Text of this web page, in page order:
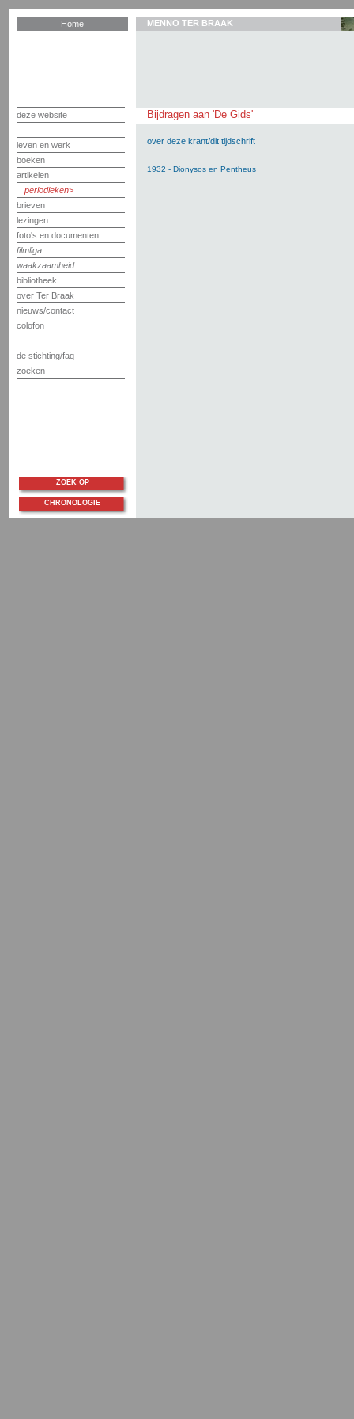
Home
deze website
leven en werk
boeken
artikelen
periodieken
brieven
lezingen
foto's en documenten
filmliga
waakzaamheid
bibliotheek
over Ter Braak
nieuws/contact
colofon
de stichting/faq
zoeken
MENNO TER BRAAK
Bijdragen aan 'De Gids'
over deze krant/dit tijdschrift
1932 - Dionysos en Pentheus
ZOEK OP
CHRONOLOGIE